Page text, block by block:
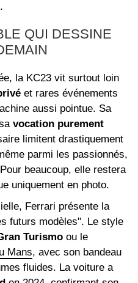
.
QUI DESSINE
la KC23 vit surtout loin
et rares événements
aussi pointue. Sa
vocation purement
limitent drastiquement
parmi les passionnés,
beaucoup, elle restera
uniquement en photo.
Ferrari présente la
futurs modèles". Le style
Turismo ou le
Mans, avec son bandeau
fluides. La voiture a